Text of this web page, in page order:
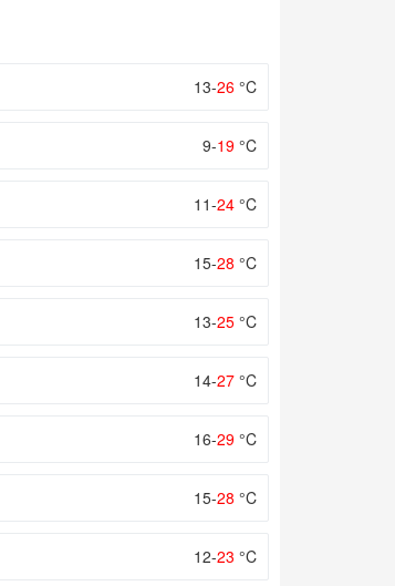
13-26 °C
9-19 °C
11-24 °C
15-28 °C
13-25 °C
14-27 °C
16-29 °C
15-28 °C
12-23 °C